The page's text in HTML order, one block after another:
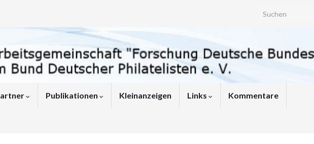
Search for:
Publikationen Kleinanzeigen Links Kommentare